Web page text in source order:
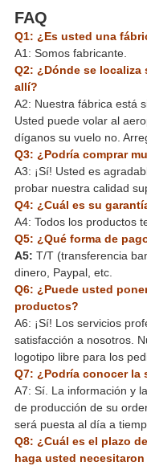
FAQ
Q1: ¿Es usted una
A1: Somos fabricante.
Q2: ¿Dónde se
allí?
A2: Nuestra fábrica está
Usted puede volar al
díganos su vuelo no.
Q3: ¿Podría comprar
A3: ¡Sí! Usted es
probar nuestra calidad
Q4: ¿Cuál es su
A4: Todos los productos
Q5: ¿Qué forma de
A5: T/T (transferencia
dinero, Paypal, etc.
Q6: ¿Puede usted
productos?
A6: ¡Sí! Los servicios
satisfacción a nosotros.
logotipo libre para los
Q7: ¿Podría conocer la
A7: Sí. La información y
de producción de su
será puesta al día a
Q8: ¿Cuál es el plazo
haga usted